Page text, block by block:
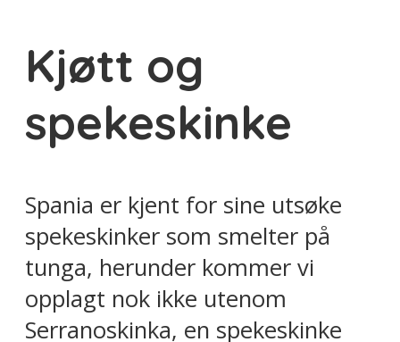
Kjøtt og
spekeskinke
Spania er kjent for sine utsøke
spekeskinker som smelter på
tunga, herunder kommer vi
opplagt nok ikke utenom
Serranoskinka, en spekeskinke